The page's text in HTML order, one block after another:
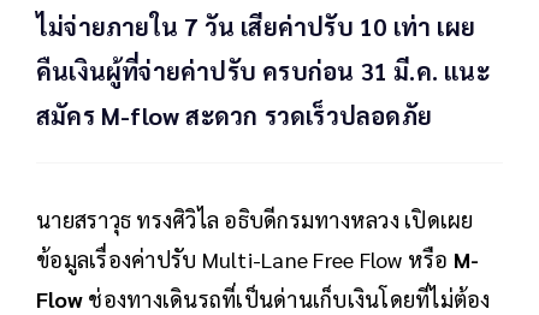
ไม่จ่ายภายใน 7 วัน เสียค่าปรับ 10 เท่า เผย
คืนเงินผู้ที่จ่ายค่าปรับ ครบก่อน 31 มี.ค. แนะ
สมัคร M-flow สะดวก รวดเร็วปลอดภัย​
นายสราวุธ ทรงศิวิไล อธิบดีกรมทางหลวง เปิดเผย
ข้อมูลเรื่องค่าปรับ Multi-Lane Free Flow หรือ M-
Flow ช่องทางเดินรถที่เป็นด่านเก็บเงินโดยที่ไม่ต้อง